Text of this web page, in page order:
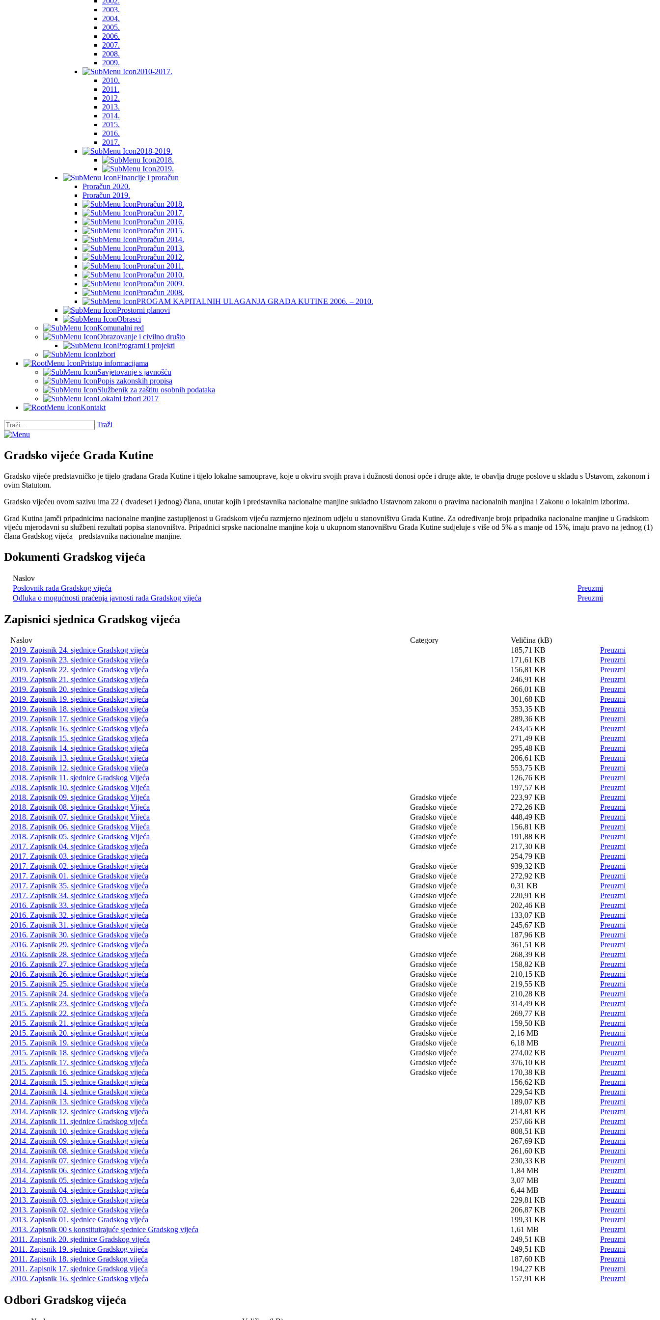
2003.
2004.
2005.
2006.
2007.
2008.
2009.
2010-2017.
2010.
2011.
2012.
2013.
2014.
2015.
2016.
2017.
2018-2019.
2018.
2019.
Financije i proračun
Proračun 2020.
Proračun 2019.
Proračun 2018.
Proračun 2017.
Proračun 2016.
Proračun 2015.
Proračun 2014.
Proračun 2013.
Proračun 2012.
Proračun 2011.
Proračun 2010.
Proračun 2009.
Proračun 2008.
PROGAM KAPITALNIH ULAGANJA GRADA KUTINE 2006. – 2010.
Prostorni planovi
Obrasci
Komunalni red
Obrazovanje i civilno društo
Programi i projekti
Izbori
Pristup informacijama
Savjetovanje s javnošću
Popis zakonskih propisa
Službenik za zaštitu osobnih podataka
Lokalni izbori 2017
Kontakt
Traži
Gradsko vijeće Grada Kutine
Gradsko vijeće predstavničko je tijelo građana Grada Kutine i tijelo lokalne samouprave, koje u okviru svojih prava i dužnosti donosi opće i druge akte, te obavlja druge poslove u skladu s Ustavom, zakonom i
ovim Statutom.
Gradsko vijećeu ovom sazivu ima 22 ( dvadeset i jednog) člana, unutar kojih i predstavnika nacionalne manjine sukladno Ustavnom zakonu o pravima nacionalnih manjina i Zakonu o lokalnim izborima.
Grad Kutina jamči pripadnicima nacionalne manjine zastupljenost u Gradskom vijeću razmjerno njezinom udjelu u stanovništvu Grada Kutine. Za određivanje broja pripadnika nacionalne manjine u Gradskom
vijeću mjerodavni su službeni rezultati popisa stanovništva. Pripadnici srpske nacionalne manjine koja u ukupnom stanovništvu Grada Kutine sudjeluje s više od 5% a s manje od 15%, imaju pravo na jednog (1)
člana Gradskog vijeća –predstavnika nacionalne manjine.
Dokumenti Gradskog vijeća
Naslov
Poslovnik rada Gradskog vijeća
Preuzmi
Odluka o mogućnosti praćenja javnosti rada Gradskog vijeća
Preuzmi
Zapisnici sjednica Gradskog vijeća
Naslov Category
Veličina (kB)
2019. Zapisnik 24. sjednice Gradskog vijeća
185,71 KB
Preuzmi
2019. Zapisnik 23. sjednice Gradskog vijeća
171,61 KB
Preuzmi
2019. Zapisnik 22. sjednice Gradskog vijeća
156,81 KB
Preuzmi
2019. Zapisnik 21. sjednice Gradskog vijeća
246,91 KB
Preuzmi
2019. Zapisnik 20. sjednice Gradskog vijeća
266,01 KB
Preuzmi
2019. Zapisnik 19. sjednice Gradskog vijeća
301,68 KB
Preuzmi
2019. Zapisnik 18. sjednice Gradskog vijeća
353,35 KB
Preuzmi
2019. Zapisnik 17. sjednice Gradskog vijeća
289,36 KB
Preuzmi
2018. Zapisnik 16. sjednice Gradskog vijeća
243,45 KB
Preuzmi
2018. Zapisnik 15. sjednice Gradskog vijeća
271,49 KB
Preuzmi
2018. Zapisnik 14. sjednice Gradskog vijeća
295,48 KB
Preuzmi
2018. Zapisnik 13. sjednice Gradskog vijeća
206,61 KB
Preuzmi
2018. Zapisnik 12. sjednice Gradskog vijeća
553,75 KB
Preuzmi
2018. Zapisnik 11. sjednice Gradskog Vijeća
126,76 KB
Preuzmi
2018. Zapisnik 10. sjednice Gradskog Vijeća
197,57 KB
Preuzmi
2018. Zapisnik 09. sjednice Gradskog Vijeća
Gradsko vijeće 223,97 KB
Preuzmi
2018. Zapisnik 08. sjednice Gradskog Vijeća
Gradsko vijeće 272,26 KB
Preuzmi
2018. Zapisnik 07. sjednice Gradskog Vijeća
Gradsko vijeće 448,49 KB
Preuzmi
2018. Zapisnik 06. sjednice Gradskog Vijeća
Gradsko vijeće 156,81 KB
Preuzmi
2018. Zapisnik 05. sjednice Gradskog Vijeća
Gradsko vijeće 191,88 KB
Preuzmi
2017. Zapisnik 04. sjednice Gradskog vijeća
Gradsko vijeće 217,30 KB
Preuzmi
2017. Zapisnik 03. sjednice Gradskog vijeća
254,79 KB
Preuzmi
2017. Zapisnik 02. sjednice Gradskog vijeća
Gradsko vijeće 939,32 KB
Preuzmi
2017. Zapisnik 01. sjednice Gradskog vijeća
Gradsko vijeće 272,92 KB
Preuzmi
2017. Zapisnik 35. sjednice Gradskog vijeća
Gradsko vijeće 0,31 KB
Preuzmi
2017. Zapisnik 34. sjednice Gradskog vijeća
Gradsko vijeće 220,91 KB
Preuzmi
2016. Zapisnik 33. sjednice Gradskog vijeća
Gradsko vijeće 202,46 KB
Preuzmi
2016. Zapisnik 32. sjednice Gradskog vijeća
Gradsko vijeće 133,07 KB
Preuzmi
2016. Zapisnik 31. sjednice Gradskog vijeća
Gradsko vijeće 245,67 KB
Preuzmi
2016. Zapisnik 30. sjednice Gradskog vijeća
Gradsko vijeće 187,96 KB
Preuzmi
2016. Zapisnik 29. sjednice Gradskog vijeća
361,51 KB
Preuzmi
2016. Zapisnik 28. sjednice Gradskog vijeća
Gradsko vijeće 268,39 KB
Preuzmi
2016. Zapisnik 27. sjednice Gradskog vijeća
Gradsko vijeće 158,82 KB
Preuzmi
2016. Zapisnik 26. sjednice Gradskog vijeća
Gradsko vijeće 210,15 KB
Preuzmi
2015. Zapisnik 25. sjednice Gradskog vijeća
Gradsko vijeće 219,55 KB
Preuzmi
2015. Zapisnik 24. sjednice Gradskog vijeća
Gradsko vijeće 210,28 KB
Preuzmi
2015. Zapisnik 23. sjednice Gradskog vijeća
Gradsko vijeće 314,49 KB
Preuzmi
2015. Zapisnik 22. sjednice Gradskog vijeća
Gradsko vijeće 269,77 KB
Preuzmi
2015. Zapisnik 21. sjednice Gradskog vijeća
Gradsko vijeće 159,50 KB
Preuzmi
2015. Zapisnik 20. sjednice Gradskog vijeća
Gradsko vijeće 2,16 MB
Preuzmi
2015. Zapisnik 19. sjednice Gradskog vijeća
Gradsko vijeće 6,18 MB
Preuzmi
2015. Zapisnik 18. sjednice Gradskog vijeća
Gradsko vijeće 274,02 KB
Preuzmi
2015. Zapisnik 17. sjednice Gradskog vijeća
Gradsko vijeće 376,10 KB
Preuzmi
2015. Zapisnik 16. sjednice Gradskog vijeća
Gradsko vijeće 170,38 KB
Preuzmi
2014. Zapisnik 15. sjednice Gradskog vijeća
156,62 KB
Preuzmi
2014. Zapisnik 14. sjednice Gradskog vijeća
229,54 KB
Preuzmi
2014. Zapisnik 13. sjednice Gradskog vijeća
189,07 KB
Preuzmi
2014. Zapisnik 12. sjednice Gradskog vijeća
214,81 KB
Preuzmi
2014. Zapisnik 11. sjednice Gradskog vijeća
257,66 KB
Preuzmi
2014. Zapisnik 10. sjednice Gradskog vijeća
808,51 KB
Preuzmi
2014. Zapisnik 09. sjednice Gradskog vijeća
267,69 KB
Preuzmi
2014. Zapisnik 08. sjednice Gradskog vijeća
261,60 KB
Preuzmi
2014. Zapisnik 07. sjednice Gradskog vijeća
230,33 KB
Preuzmi
2014. Zapisnik 06. sjednice Gradskog vijeća
1,84 MB
Preuzmi
2014. Zapisnik 05. sjednice Gradskog vijeća
3,07 MB
Preuzmi
2013. Zapisnik 04. sjednice Gradskog vijeća
6,44 MB
Preuzmi
2013. Zapisnik 03. sjednice Gradskog vijeća
229,81 KB
Preuzmi
2013. Zapisnik 02. sjednice Gradskog vijeća
206,87 KB
Preuzmi
2013. Zapisnik 01. sjednice Gradskog vijeća
199,31 KB
Preuzmi
2013. Zapisnik 00 s konstituirajuće sjednice Gradskog vijeća
1,61 MB
Preuzmi
2011. Zapisnik 20. sjedinice Gradskog vijeća
249,51 KB
Preuzmi
2011. Zapisnik 19. sjednice Gradskog vijeća
249,51 KB
Preuzmi
2011. Zapisnik 18. sjednice Gradskog vijeća
187,60 KB
Preuzmi
2011. Zapisnik 17. sjednice Gradskog vijeća
194,27 KB
Preuzmi
2010. Zapisnik 16. sjednice Gradskog vijeća
157,91 KB Preuzmi
Odbori Gradskog vijeća